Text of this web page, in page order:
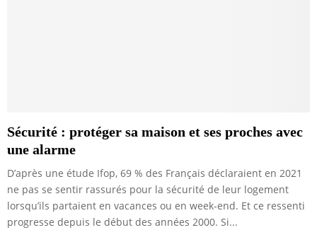
Sécurité : protéger sa maison et ses proches avec
une alarme
D’après une étude Ifop, 69 % des Français déclaraient en 2021
ne pas se sentir rassurés pour la sécurité de leur logement
lorsqu’ils partaient en vacances ou en week-end. Et ce ressenti
progresse depuis le début des années 2000. Si...